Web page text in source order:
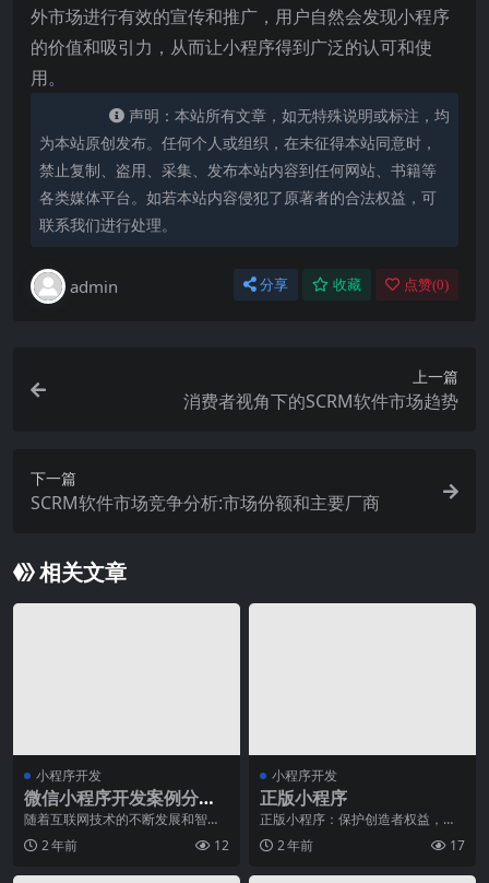
外市场进行有效的宣传和推广，用户自然会发现小程序
的价值和吸引力，从而让小程序得到广泛的认可和使
用。
声明：本站所有文章，如无特殊说明或标注，均
为本站原创发布。任何个人或组织，在未征得本站同意时，
禁止复制、盗用、采集、发布本站内容到任何网站、书籍等
各类媒体平台。如若本站内容侵犯了原著者的合法权益，可
联系我们进行处理。
admin 分享 收藏 点赞(0)
上一篇
消费者视角下的SCRM软件市场趋势
下一篇
SCRM软件市场竞争分析:市场份额和主要厂商
相关文章
小程序开发
微信小程序开发案例分
析：健康管理小程序
随着互联网技术的不断发展和智能
手机的普及，人们的生活方式也在
逐渐改变。一个健康的
2 年前 12
小程序开发
正版小程序
正版小程序：保护创造者权益，促
进行业发展随着移动互联网的快速
发展，小程序成为了人
2 年前 17